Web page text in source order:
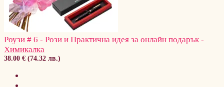
Роузи # 6 - Рози и Практична идея за онлайн подарък -
Химикалка
38.00 € (74.32 лв.)